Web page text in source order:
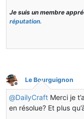
Je suis un membre
réputation.
Hors-ligne
Le Bourguignon
@DailyCraft Merci je
en résolue? Et plus